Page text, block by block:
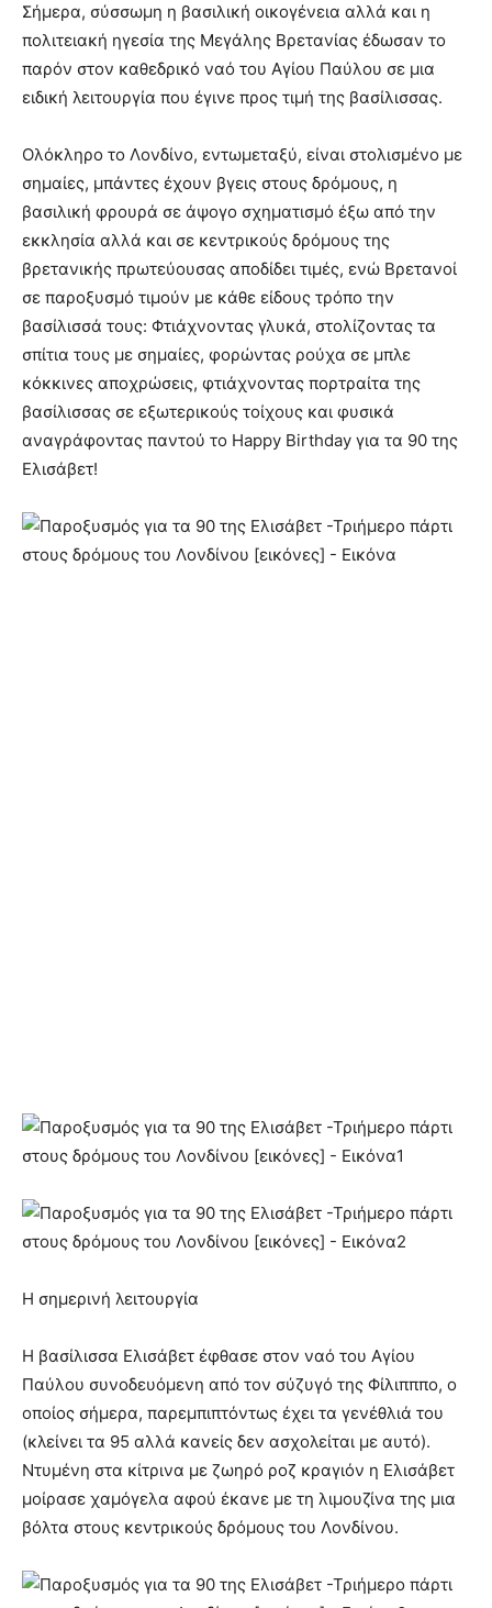
Σήμερα, σύσσωμη η βασιλική οικογένεια αλλά και η
πολιτειακή ηγεσία της Μεγάλης Βρετανίας έδωσαν το
παρόν στον καθεδρικό ναό του Αγίου Παύλου σε μια
ειδική λειτουργία που έγινε προς τιμή της βασίλισσας.
Ολόκληρο το Λονδίνο, εντωμεταξύ, είναι στολισμένο με
σημαίες, μπάντες έχουν βγεις στους δρόμους, η
βασιλική φρουρά σε άψογο σχηματισμό έξω από την
εκκλησία αλλά και σε κεντρικούς δρόμους της
βρετανικής πρωτεύουσας αποδίδει τιμές, ενώ Βρετανοί
σε παροξυσμό τιμούν με κάθε είδους τρόπο την
βασίλισσά τους: Φτιάχνοντας γλυκά, στολίζοντας τα
σπίτια τους με σημαίες, φορώντας ρούχα σε μπλε
κόκκινες αποχρώσεις, φτιάχνοντας πορτραίτα της
βασίλισσας σε εξωτερικούς τοίχους και φυσικά
αναγράφοντας παντού το Happy Birthday για τα 90 της
Ελισάβετ!
Η σημερινή λειτουργία
Η βασίλισσα Ελισάβετ έφθασε στον ναό του Αγίου
Παύλου συνοδευόμενη από τον σύζυγό της Φίλιπππο, ο
οποίος σήμερα, παρεμπιπτόντως έχει τα γενέθλιά του
(κλείνει τα 95 αλλά κανείς δεν ασχολείται με αυτό).
Ντυμένη στα κίτρινα με ζωηρό ροζ κραγιόν η Ελισάβετ
μοίρασε χαμόγελα αφού έκανε με τη λιμουζίνα της μια
βόλτα στους κεντρικούς δρόμους του Λονδίνου.